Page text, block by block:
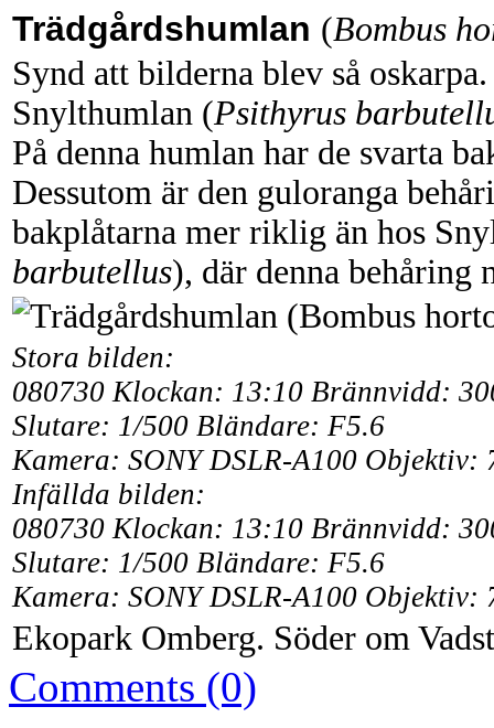
Trädgårdshumlan (Bombus
Synd att bilderna blev så
Snylthumlan (Psithyrus
På denna humlan har de svarta
Dessutom är den guloranga
bakplåtarna mer riklig än hos
barbutellus), där denna behåring
Stora bilden:
080730 Klockan: 13:10 Brännvidd:
Slutare: 1/500 Bländare: F5.6
Kamera: SONY DSLR-A100
Infällda bilden:
080730 Klockan: 13:10 Brännvidd:
Slutare: 1/500 Bländare: F5.6
Kamera: SONY DSLR-A100
Ekopark Omberg. Söder om
Comments (0)